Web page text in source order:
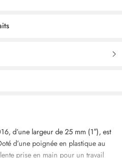
d’une largeur de 25 mm (1″), est
d’une poignée en plastique au
prise en main pour un travail